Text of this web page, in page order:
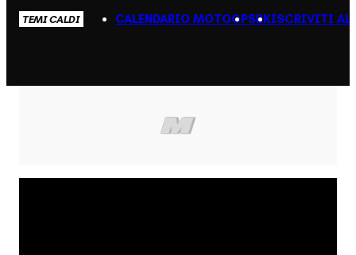
TEMI CALDI CALENDARIO MOTOGPSBKISCRIVITI AL